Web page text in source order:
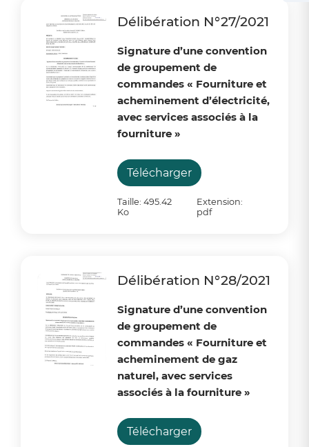
Délibération N°27/2021
Signature d’une convention
de groupement de
commandes « Fourniture et
acheminement d’électricité,
avec services associés à la
fourniture »
Télécharger
Taille: 495.42
Ko
Extension:
pdf
Délibération N°28/2021
Signature d’une convention
de groupement de
commandes « Fourniture et
acheminement de gaz
naturel, avec services
associés à la fourniture »
Télécharger